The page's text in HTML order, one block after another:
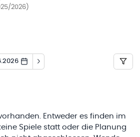
2026)
Entweder es finden im
Spiele statt oder die Planung